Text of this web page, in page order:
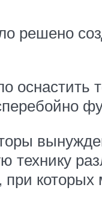
решено
оснастить
технику
при